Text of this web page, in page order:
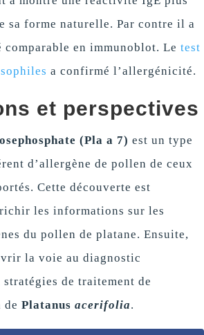
sa forme naturelle. Par contre il a
en immunoblot. Le test
a confirmé l’allergénicité.
et perspectives
(Pla a 7) est un type
d’allergène de pollen de ceux
Cette découverte est
les informations sur les
du pollen de platane. Ensuite,
la voie au diagnostic
de traitement de
de Platanus acerifolia.